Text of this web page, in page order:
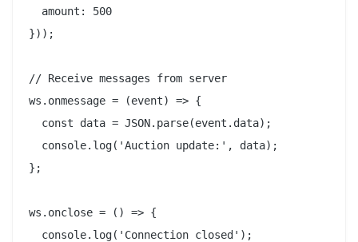
  amount: 500
}));
// Receive messages from server
ws.onmessage = (event) => {
  const data = JSON.parse(event.data);
  console.log('Auction update:', data);
};
ws.onclose = () => {
  console.log('Connection closed');